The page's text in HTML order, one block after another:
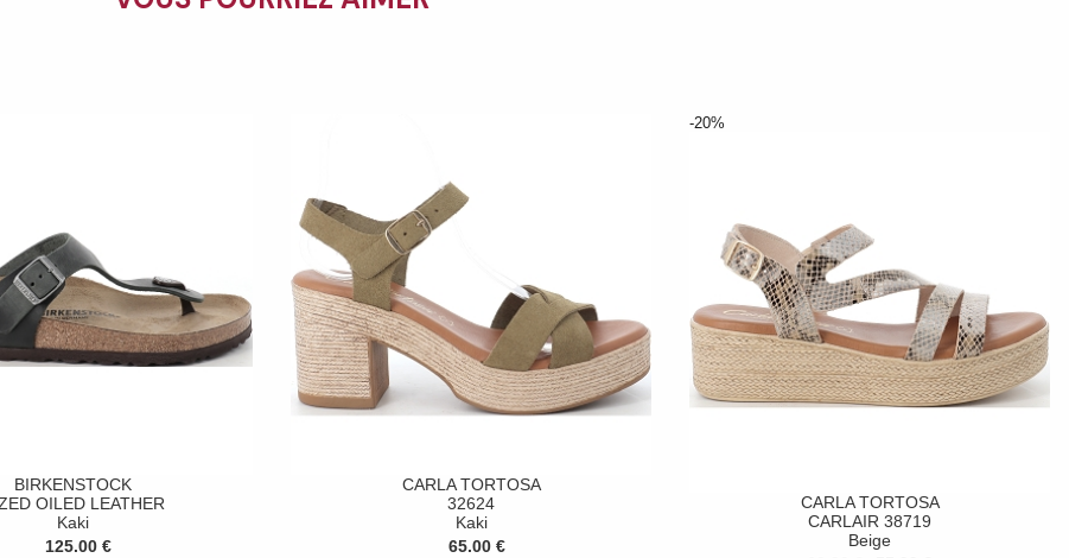
BIRKENSTOCK
OILED LEATHER
Kaki
125.00 €
CARLA TORTOSA
32624
Kaki
65.00 €
-20%
CARLA TORTOSA
CARLAIR 38719
Beige